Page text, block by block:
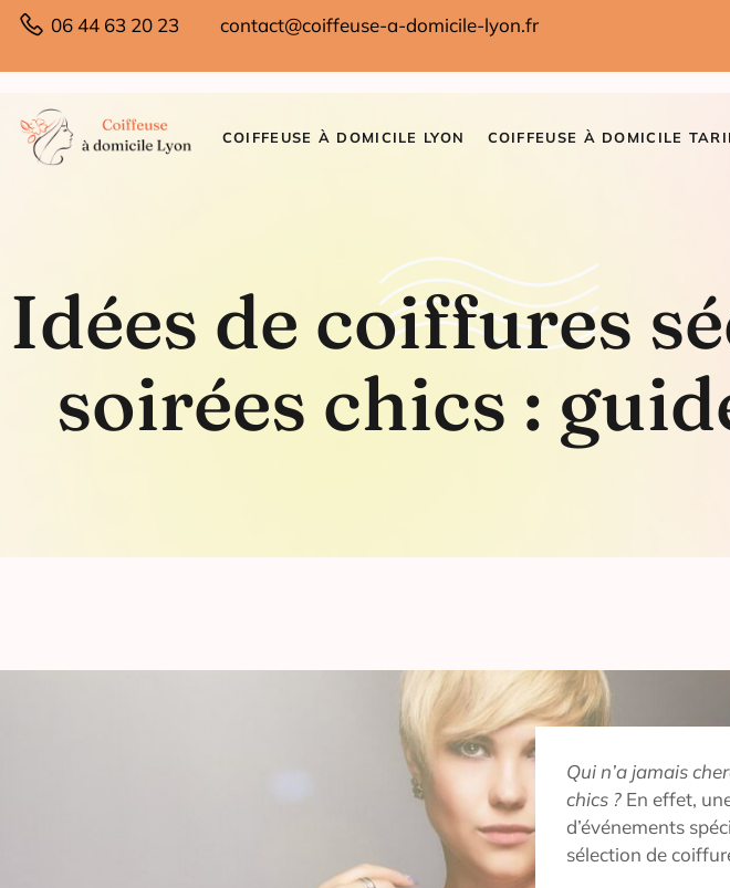
06 44 63 20 23 contact@coiffeuse-a-domicile-lyon.fr
COIFFEUSE À DOMICILE LYON COIFFEUSE À DOMICILE
Idées de coiffures
soirées chics :
Qui n’a jamais
chics ? En effet,
d’événements
sélection de